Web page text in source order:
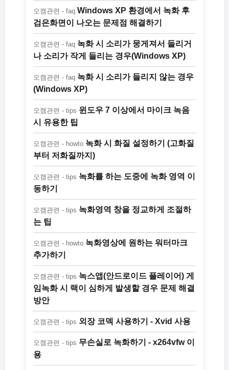
오캠관련 - faq Windows XP 환경에서 녹화 후
검은화면이 나오는 문제점 해결하기
오캠관련 - faq 녹화 시 소리가 뭉게져서 들리거
나 소리가 작게 들리는 경우(Windows XP)
오캠관련 - faq 녹화 시 소리가 들리지 않는 경우
(Windows XP)
오캠관련 - tips 윈도우 7 이상에서 마이크 녹음
시 유용한 팁
오캠관련 - howto 녹화 시 화질 설정하기 (고화질
부터 저화질까지)
오캠관련 - tips 녹화를 하는 도중에 녹화 영역 이
동하기
오캠관련 - tips 녹화영역 창을 정교하게 조절하
는 팁
오캠관련 - howto 녹화영상에 원하는 워터마크
추가하기
오캠관련 - tips 녹스앱(안드로이드 플레이어) 게
임녹화 시 랙이 심하게 발생할 경우 문제 해결
방안
오캠관련 - tips 외장 코덱 사용하기 - Xvid 사용
오캠관련 - tips 무손실로 녹화하기 - x264vfw 이
용